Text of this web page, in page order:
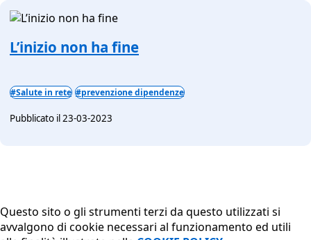
L’inizio non ha fine
#Salute in rete #prevenzione dipendenze
Pubblicato il 23-03-2023
Questo sito o gli strumenti terzi da questo utilizzati si
avvalgono di cookie necessari al funzionamento ed utili